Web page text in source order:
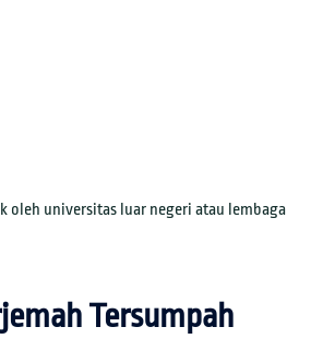
oleh universitas luar negeri atau lembaga
Tersumpah